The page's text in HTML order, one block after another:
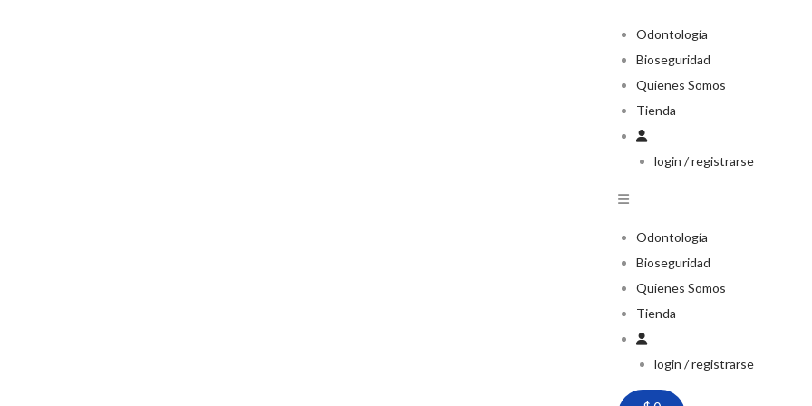
Odontología
Bioseguridad
Quienes Somos
Tienda
login / registrarse
Odontología
Bioseguridad
Quienes Somos
Tienda
login / registrarse